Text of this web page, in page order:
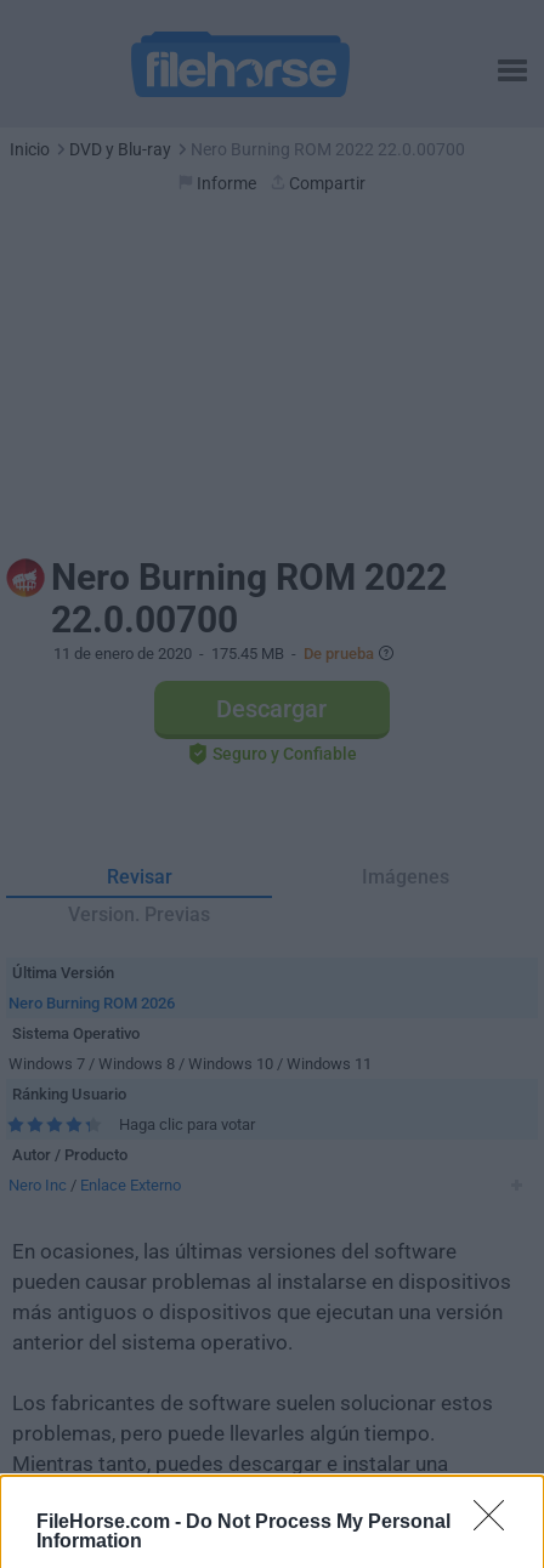
FileHorse.com - Do Not Process My Personal
Information
Inicio DVD y Blu-ray
Nero Burning ROM 2022 22.0.00700
Informe
Compartir
Nero Burning ROM 2022
22.0.00700
11 de enero de 2020 - 175.45 MB - De prueba
Descargar
Seguro y Confiable
Revisar
Imágenes
Version. Previas
Última Versión
Nero Burning ROM 2026
Sistema Operativo
Windows 7 / Windows 8 / Windows 10 / Windows 11
Ránking Usuario
Haga clic para votar
Autor / Producto
Nero Inc / Enlace Externo
En ocasiones, las últimas versiones del software
pueden causar problemas al instalarse en dispositivos
más antiguos o dispositivos que ejecutan una versión
anterior del sistema operativo.
Los fabricantes de software suelen solucionar estos
problemas, pero puede llevarles algún tiempo.
Mientras tanto, puedes descargar e instalar una
22.0.00700.